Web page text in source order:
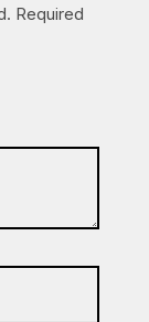
Required